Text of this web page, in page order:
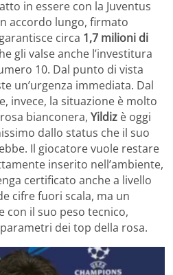
in essere con la Juventus
accordo lungo, firmato
circa 1,7 milioni di
gli valse anche l’investitura
10. Dal punto di vista
un’urgenza immediata. Dal
invece, la situazione è molto
bianconera, Yildiz è oggi
dallo status che il suo
Il giocatore vuole restare
inserito nell’ambiente,
certificato anche a livello
cifre fuori scala, ma un
con il suo peso tecnico,
dei top della rosa.